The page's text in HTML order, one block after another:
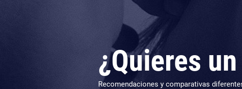
¿Quieres un
Recomendaciones y comparativas